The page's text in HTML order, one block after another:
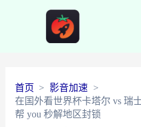
首页
影音加速
在国外看世界杯卡塔尔 vs 瑞
帮 you 秒解地区封锁